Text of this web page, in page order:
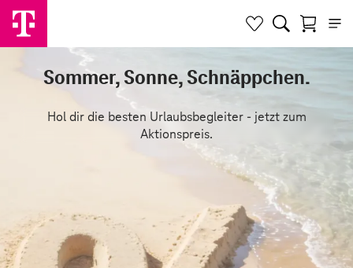
Sommer, Sonne, Schnäppchen.
Hol dir die besten Urlaubsbegleiter - jetzt zum
Aktionspreis.